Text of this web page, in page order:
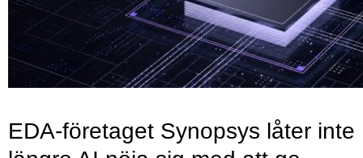
EDA-företaget Synopsys låter inte